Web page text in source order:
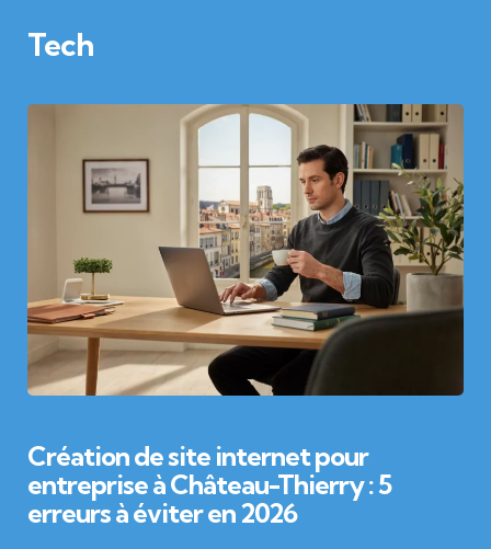
Tech
Création de site internet pour
entreprise à Château-Thierry : 5
erreurs à éviter en 2026